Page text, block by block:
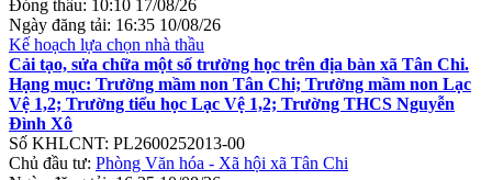
Đóng thầu: 10:10 17/08/26
Ngày đăng tải: 16:35 10/08/26
Kế hoạch lựa chọn nhà thầu
Cải tạo, sửa chữa một số trường học trên địa bàn xã Tân Chi.
Hạng mục: Trường mầm non Tân Chi; Trường mầm non Lạc
Vệ 1,2; Trường tiểu học Lạc Vệ 1,2; Trường THCS Nguyễn
Đình Xô
Số KHLCNT: PL2600252013-00
Chủ đầu tư: Phòng Văn hóa - Xã hội xã Tân Chi